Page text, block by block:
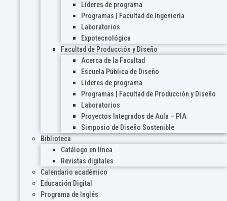
Líderes de programa
Programas | Facultad de Ingeniería
Laboratorios
Expotecnológica
Facultad de Producción y Diseño
Acerca de la Facultad
Escuela Pública de Diseño
Líderes de programa
Programas | Facultad de Producción y Diseño
Laboratorios
Proyectos Integrados de Aula – PIA
Simposio de Diseño Sostenible
Biblioteca
Catálogo en línea
Revistas digitales
Calendario académico
Educación Digital
Programa de Inglés